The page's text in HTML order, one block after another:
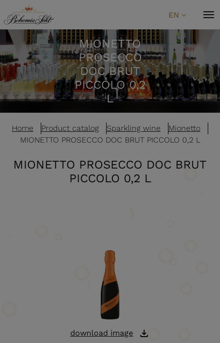
Skip to content
EN
MIONETTO
PROSECCO
DOC BRUT
PICCOLO 0,2
L
Home Product catalog Sparkling wine
Mionetto
MIONETTO PROSECCO DOC BRUT PICCOLO 0,2 L
MIONETTO PROSECCO DOC BRUT
PICCOLO 0,2 L
download image